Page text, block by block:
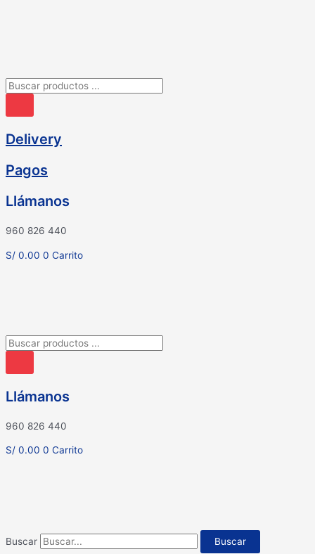
Búsqueda
productos
Delivery
Pagos
Llámanos
960 826 440
S/ 0.00 0 Carrito
Búsqueda
productos
Llámanos
960 826 440
S/ 0.00 0 Carrito
Buscar
Buscar